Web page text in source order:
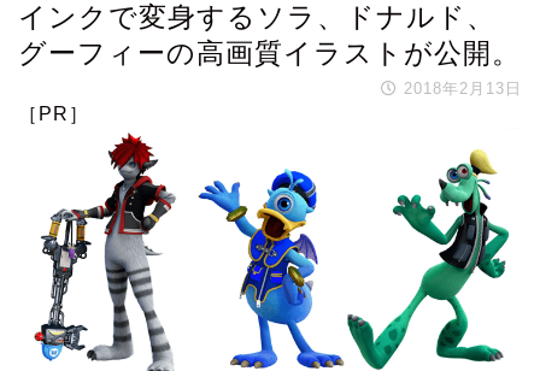
インクで変身するソラ、ドナルド、
グーフィーの高画質イラストが公開。
2018年2月13日
［PR］